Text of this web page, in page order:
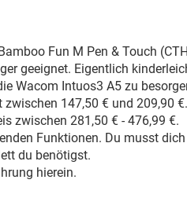
Fun M Pen & Touch
geeignet. Eigentlich
Wacom Intuos3 A5 zu
zwischen 147,50 € und 209,90 €.
zwischen 281,50 € - 476,99 €.
Funktionen. Du musst
du benötigst.
hierein.